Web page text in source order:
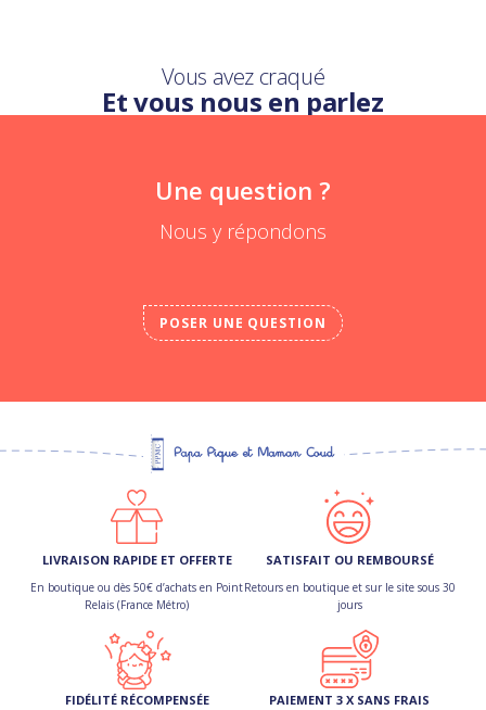
Vous avez craqué
Et vous nous en parlez
Une question ?
Nous y répondons
POSER UNE QUESTION
LIVRAISON RAPIDE ET OFFERTE
En boutique ou dès 50€ d’achats en Point
Relais (France Métro)
SATISFAIT OU REMBOURSÉ
Retours en boutique et sur le site sous 30
jours
FIDÉLITÉ RÉCOMPENSÉE PAIEMENT 3 X SANS FRAIS